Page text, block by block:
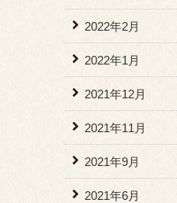
2022年2月
2022年1月
2021年12月
2021年11月
2021年9月
2021年6月